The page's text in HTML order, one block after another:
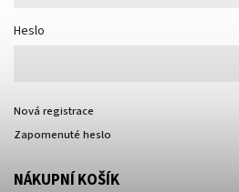
Heslo
Nová registrace
Zapomenuté heslo
NÁKUPNÍ KOŠÍK